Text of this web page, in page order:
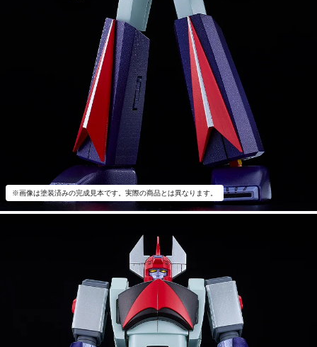
※画像は塗装済みの完成見本です。実際の商品とは異なります。